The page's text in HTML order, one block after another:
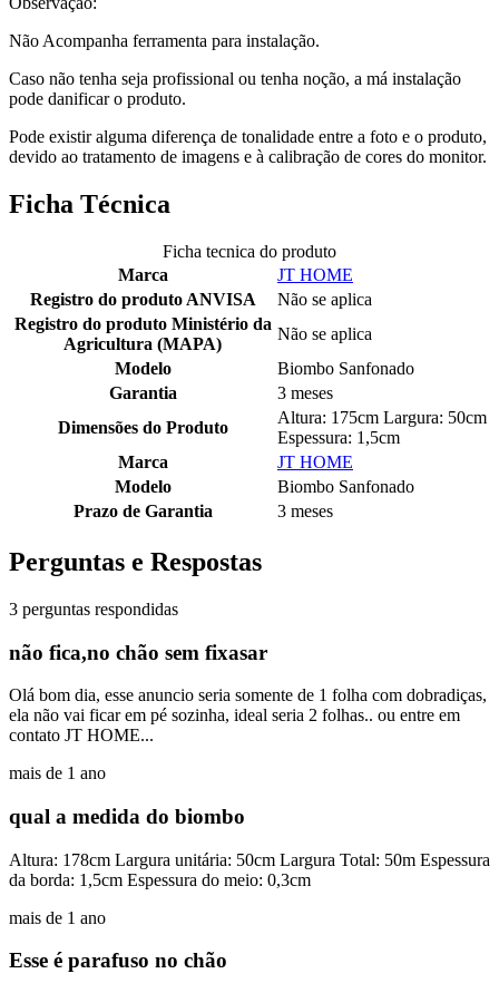
Não Acompanha ferramenta para instalação.
Caso não tenha seja profissional ou tenha noção, a má instalação
pode danificar o produto.
Pode existir alguma diferença de tonalidade entre a foto e o produto,
devido ao tratamento de imagens e à calibração de cores do monitor.
Ficha Técnica
Ficha tecnica do produto
Marca
JT HOME
Registro do produto ANVISA
Não se aplica
Registro do produto Ministério da
Agricultura (MAPA)
Não se aplica
Modelo
Biombo Sanfonado
Garantia
3 meses
Dimensões do Produto
Altura: 175cm Largura: 50cm
Espessura: 1,5cm
Marca
JT HOME
Modelo
Biombo Sanfonado
Prazo de Garantia
3 meses
Perguntas e Respostas
3 perguntas respondidas
não fica,no chão sem fixasar
Olá bom dia, esse anuncio seria somente de 1 folha com dobradiças,
ela não vai ficar em pé sozinha, ideal seria 2 folhas.. ou entre em
contato JT HOME...
mais de 1 ano
qual a medida do biombo
Altura: 178cm Largura unitária: 50cm Largura Total: 50m Espessura
da borda: 1,5cm Espessura do meio: 0,3cm
mais de 1 ano
Esse é parafuso no chão